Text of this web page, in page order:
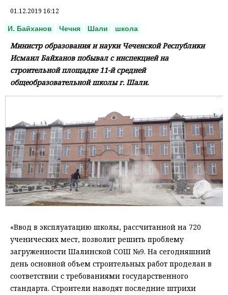
01.12.2019 16:12
И. Байханов Чечня Шали школа
Министр образования и науки Чеченской Республики
Исмаил Байханов побывал с инспекцией на
строительной площадке 11-й средней
общеобразовательной школы г. Шали.
«Ввод в эксплуатацию школы, рассчитанной на 720
ученических мест, позволит решить проблему
загруженности Шалинской СОШ №9. На сегодняшний
день основной объем строительных работ проделан в
соответствии с требованиями государственного
стандарта. Строители наводят последние штрихи